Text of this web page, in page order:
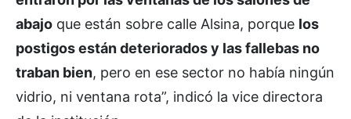
abajo que están sobre calle Alsina, porque los
postigos están deteriorados y las fallebas no
traban bien, pero en ese sector no había ningún
vidrio, ni ventana rota”, indicó la vice directora